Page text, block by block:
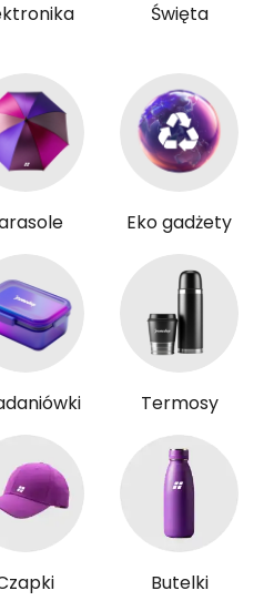
Święta
Eko gadżety
Termosy
Butelki